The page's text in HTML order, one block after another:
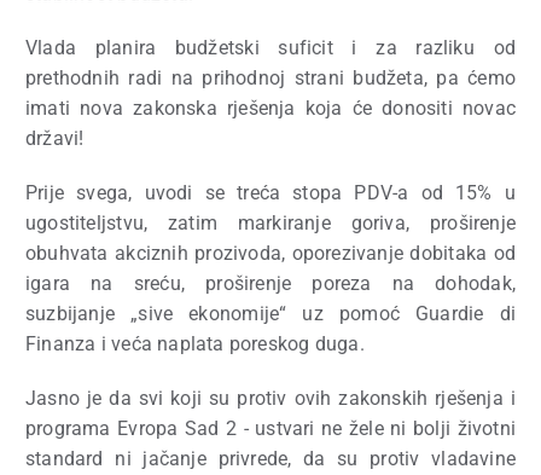
Vlada planira budžetski suficit i za razliku od
prethodnih radi na prihodnoj strani budžeta, pa ćemo
imati nova zakonska rješenja koja će donositi novac
državi!
Prije svega, uvodi se treća stopa PDV-a od 15% u
ugostiteljstvu, zatim markiranje goriva, proširenje
obuhvata akciznih prozivoda, oporezivanje dobitaka od
igara na sreću, proširenje poreza na dohodak,
suzbijanje „sive ekonomije“ uz pomoć Guardie di
Finanza i veća naplata poreskog duga.
Jasno je da svi koji su protiv ovih zakonskih rješenja i
programa Evropa Sad 2 - ustvari ne žele ni bolji životni
standard ni jačanje privrede, da su protiv vladavine